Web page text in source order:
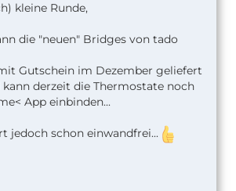
kleine Runde,
die "neuen" Bridges von tado
Gutschein im Dezember geliefert
derzeit die Thermostate noch
App einbinden...
jedoch schon einwandfrei...